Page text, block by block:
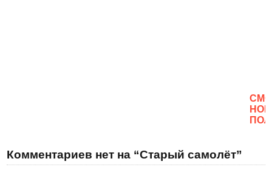
Комментариев нет на “Старый самолёт”